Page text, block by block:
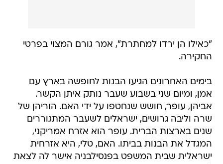
"כאילו הן ירדו למחתרת", אמר גורם המצוי בפרטי
החקירה.
בימים האחרונים הגיעו הבנות לחופשה בארץ עם
אמן, ומיום שני בשבוע שעבר נותק איתן הקשר.
אביהן, עופר, חושש שנחטפו על ידי האם. הוריהן של
שרה וליבה גרושים, ישראלים לשעבר המתגוררים
שנים בארצות הברית. עופר הוא אזרח אמריקני,
המגדל את הבנות בביתו. האם, טלי, היא אזרחית
ישראלית שבית המשפט בפנסילבניה אישר לה לצאת